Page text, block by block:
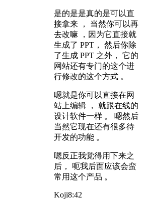
是的是是真的是可以直
接拿来 ， 当然你可以再
去改嘛 ，因为它直接就
生成了 PPT， 然后你除
了生成 PPT 之外， 它的
网站还有专门的这个进
行修改的这个方式 。
嗯就是你可以直接在网
站上编辑 ， 就跟在线的
设计软件一样 。 嗯然后
当然它现在还有很多待
开发的功能 。
嗯反正我觉得用下来之
后， 呃我后面应该会蛮
常用这个产品 。
Koji8:42